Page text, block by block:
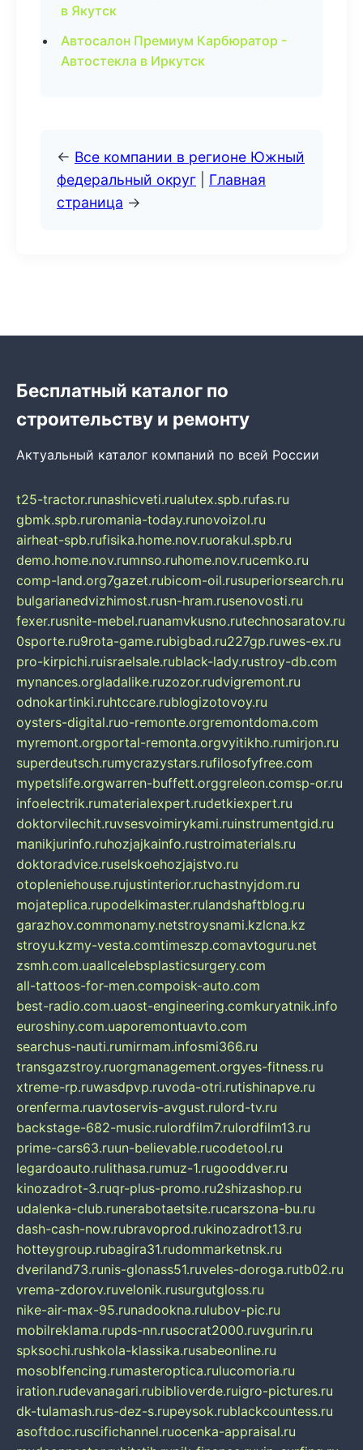
в Якутск
Автосалон Премиум Карбюратор -
Автостекла в Иркутск
← Все компании в регионе Южный
федеральный округ
Главная
страница →
Бесплатный каталог по
строительству и ремонту
Актуальный каталог компаний по всей России
t25-tractor.runashicveti.rualutex.spb.rufas.ru
gbmk.spb.ruromania-today.runovoizol.ru
airheat-spb.rufisika.home.nov.ruorakul.spb.ru
demo.home.nov.rumnso.ruhome.nov.rucemko.ru
comp-land.org7gazet.rubicom-oil.rusuperiorsearch.ru
bulgarianedvizhimost.rusn-hram.rusenovosti.ru
fexer.rusnite-mebel.ruanamvkusno.rutechnosaratov.ru
0sporte.ru9rota-game.rubigbad.ru227gp.ruwes-ex.ru
pro-kirpichi.ruisraelsale.rublack-lady.rustroy-db.com
mynances.orgladalike.ruzozor.rudvigremont.ru
odnokartinki.ruhtccare.rublogizotovoy.ru
oysters-digital.ruo-remonte.orgremontdoma.com
myremont.orgportal-remonta.orgvyitikho.rumirjon.ru
superdeutsch.rumycrazystars.rufilosofyfree.com
mypetslife.orgwarren-buffett.orggreleon.comsp-or.ru
infoelectrik.rumaterialexpert.rudetkiexpert.ru
doktorvilechit.ruvsesvoimirykami.ruinstrumentgid.ru
manikjurinfo.ruhozjajkainfo.rustroimaterials.ru
doktoradvice.ruselskoehozjajstvo.ru
otopleniehouse.rujustinterior.ruchastnyjdom.ru
mojateplica.rupodelkimaster.rulandshaftblog.ru
garazhov.commonamy.netstroysnami.kzlcna.kz
stroyu.kzmy-vesta.comtimeszp.comavtoguru.net
zsmh.com.uaallcelebsplasticsurgery.com
all-tattoos-for-men.compoisk-auto.com
best-radio.com.uaost-engineering.comkuryatnik.info
euroshiny.com.uaporemontuavto.com
searchus-nauti.rumirmam.infosmi366.ru
transgazstroy.ruorgmanagement.orgyes-fitness.ru
xtreme-rp.ruwasdpvp.ruvoda-otri.rutishinapve.ru
orenferma.ruavtoservis-avgust.rulord-tv.ru
backstage-682-music.rulordfilm7.rulordfilm13.ru
prime-cars63.ruun-believable.rucodetool.ru
legardoauto.rulithasa.rumuz-1.rugooddver.ru
kinozadrot-3.ruqr-plus-promo.ru2shizashop.ru
udalenka-club.runerabotaetsite.rucarszona-bu.ru
dash-cash-now.rubravoprod.rukinozadrot13.ru
hotteygroup.rubagira31.rudommarketnsk.ru
dveriland73.runis-glonass51.ruveles-doroga.rutb02.ru
vrema-zdorov.ruvelonik.rusurgutgloss.ru
nike-air-max-95.runadookna.rulubov-pic.ru
mobilreklama.rupds-nn.rusocrat2000.ruvgurin.ru
spksochi.rushkola-klassika.rusabeonline.ru
mosoblfencing.rumasteroptica.rulucomoria.ru
iration.rudevanagari.rubiblioverde.ruigro-pictures.ru
dk-tulamash.rus-dez-s.rupeysok.rublackcountess.ru
asoftdoc.ruscifichannel.ruocenka-appraisal.ru